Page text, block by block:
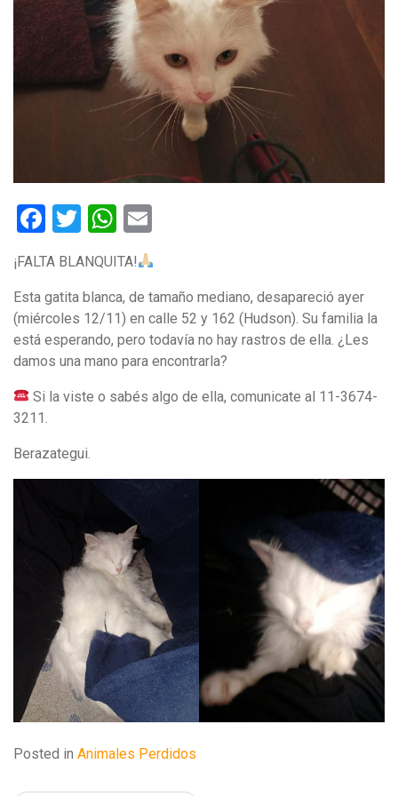
Facebook
TwitterWhatsApp
¡FALTA BLANQUITA!
Esta gatita blanca, de tamaño mediano, desapareció ayer
(miércoles 12/11) en calle 52 y 162 (Hudson). Su familia la
está esperando, pero todavía no hay rastros de ella. ¿Les
damos una mano para encontrarla?
Si la viste o sabés algo de ella, comunicate al 11-3674-
3211.
Berazategui.
Posted in Animales Perdidos